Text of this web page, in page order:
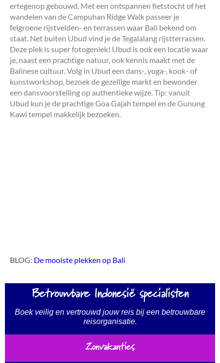
ertegenop gebouwd. Met een ontspannen fietstocht of het
wandelen van de Campuhan Ridge Walk passeer je
felgroene rijstvelden- en terrassen waar Bali bekend om
staat. Net buiten Ubud vind je de Tegalalang rijstterrassen.
Deze plek is super fotogeniek! Ubud is ook een locatie waar
je, naast een prachtige natuur, ook kennis maakt met de
Balinese cultuur. Volg in Ubud een dans-, yoga-, kook- of
kunstworkshop, bezoek de gezellige markt en bewonder
een dansvoorstelling op authentieke wijze. Tip: vanuit
Ubud kun je de prachtige Goa Gajah tempel en de Gunung
Kawi tempel makkelijk bezoeken.
BLOG: De mooiste plekken op Bali
Betrouwbare Indonesië specialisten
Boek veilig en vertrouwd jouw reis bij een betrouwbare
reisorganisatie.
Zonvakanties